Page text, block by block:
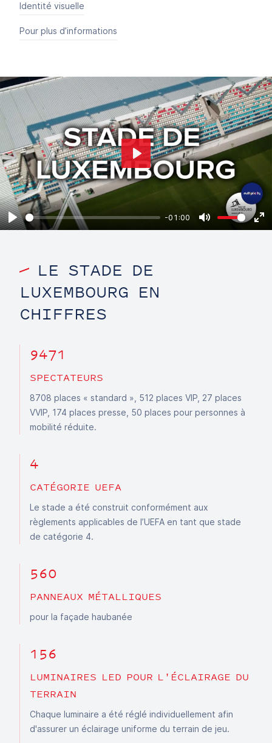
Identité visuelle
Pour plus d’informations
Play
-01:00
Mute
Play
LE STADE DE
LUXEMBOURG EN
CHIFFRES
9471
SPECTATEURS
8708 places « standard », 512 places VIP, 27 places
VVIP, 174 places presse, 50 places pour personnes à
mobilité réduite.
4
CATÉGORIE UEFA
Le stade a été construit conformément aux
règlements applicables de l’UEFA en tant que stade
de catégorie 4.
560
PANNEAUX MÉTALLIQUES
pour la façade haubanée
156
LUMINAIRES LED POUR L'ÉCLAIRAGE DU
TERRAIN
Chaque luminaire a été réglé individuellement afin
d'assurer un éclairage uniforme du terrain de jeu.